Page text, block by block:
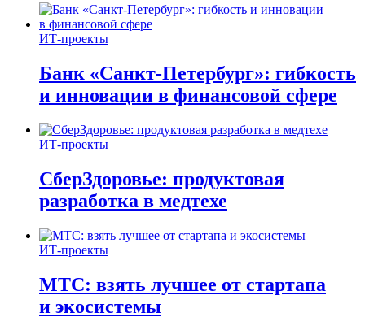
ИТ-проекты
Банк «Санкт-Петербург»: гибкость
и инновации в финансовой сфере
ИТ-проекты
СберЗдоровье: продуктовая
разработка в медтехе
ИТ-проекты
МТС: взять лучшее от стартапа
и экосистемы